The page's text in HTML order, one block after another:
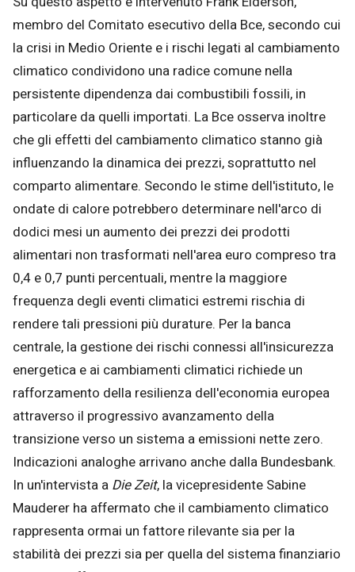
membro del Comitato esecutivo della Bce, secondo cui
la crisi in Medio Oriente e i rischi legati al cambiamento
climatico condividono una radice comune nella
persistente dipendenza dai combustibili fossili, in
particolare da quelli importati. La Bce osserva inoltre
che gli effetti del cambiamento climatico stanno già
influenzando la dinamica dei prezzi, soprattutto nel
comparto alimentare. Secondo le stime dell'istituto, le
ondate di calore potrebbero determinare nell'arco di
dodici mesi un aumento dei prezzi dei prodotti
alimentari non trasformati nell'area euro compreso tra
0,4 e 0,7 punti percentuali, mentre la maggiore
frequenza degli eventi climatici estremi rischia di
rendere tali pressioni più durature. Per la banca
centrale, la gestione dei rischi connessi all'insicurezza
energetica e ai cambiamenti climatici richiede un
rafforzamento della resilienza dell'economia europea
attraverso il progressivo avanzamento della
transizione verso un sistema a emissioni nette zero.
Indicazioni analoghe arrivano anche dalla Bundesbank.
In un'intervista a Die Zeit, la vicepresidente Sabine
Mauderer ha affermato che il cambiamento climatico
rappresenta ormai un fattore rilevante sia per la
stabilità dei prezzi sia per quella del sistema finanziario